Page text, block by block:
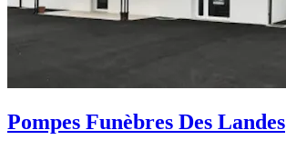
Pompes Funèbres Des Landes